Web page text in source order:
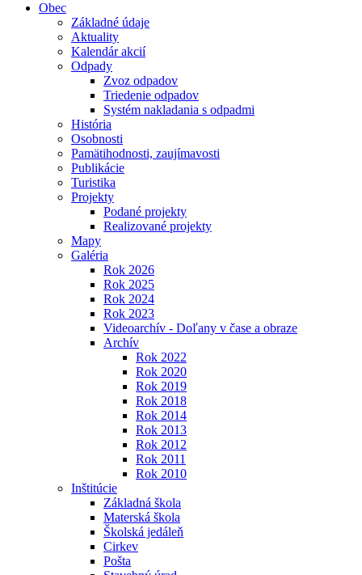
Obec
Základné údaje
Aktuality
Kalendár akcií
Odpady
Zvoz odpadov
Triedenie odpadov
Systém nakladania s odpadmi
História
Osobnosti
Pamätihodnosti, zaujímavosti
Publikácie
Turistika
Projekty
Podané projekty
Realizované projekty
Mapy
Galéria
Rok 2026
Rok 2025
Rok 2024
Rok 2023
Videoarchív - Doľany v čase a obraze
Archív
Rok 2022
Rok 2020
Rok 2019
Rok 2018
Rok 2014
Rok 2013
Rok 2012
Rok 2011
Rok 2010
Inštitúcie
Základná škola
Materská škola
Školská jedáleň
Cirkev
Pošta